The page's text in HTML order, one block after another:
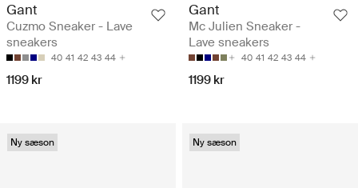
Gant
Cuzmo Sneaker - Lave
sneakers
40 41 42 43 44
1199 kr
Gant
Mc Julien Sneaker -
Lave sneakers
40 41 42 43 44
1199 kr
Ny sæson Ny sæson